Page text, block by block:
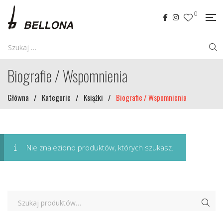
0
Biografie / Wspomnienia
Główna / Kategorie / Książki / Biografie / Wspomnienia
Nie znaleziono produktów, których szukasz.